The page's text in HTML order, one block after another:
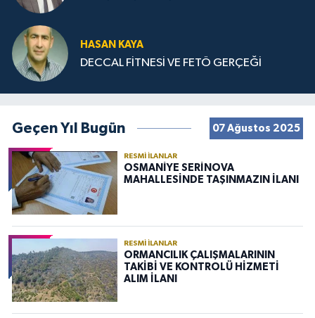
HASAN KAYA
DECCAL FİTNESİ VE FETÖ GERÇEĞİ
Geçen Yıl Bugün 07 Ağustos 2025
RESMI İLANLAR
OSMANİYE SERİNOVA
MAHALLESİNDE TAŞINMAZIN İLANI
RESMI İLANLAR
ORMANCILIK ÇALIŞMALARININ
TAKİBİ VE KONTROLÜ HİZMETİ
ALIM İLANI